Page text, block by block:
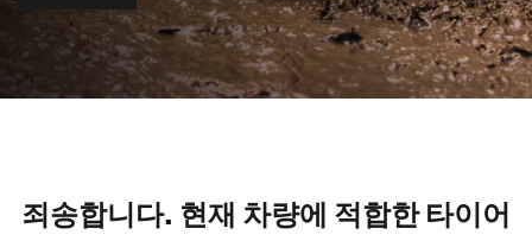
죄송합니다. 현재 차량에 적합한 타이어